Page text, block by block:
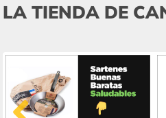
LA TIENDA DE